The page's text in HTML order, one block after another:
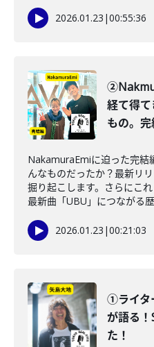
2026.01.23 |00:55:36
経て得
もの。
NakamuraEmiに迫った完結
んなものだったか？最新リ
掘り起こします。さらにこ
最新曲「UBU」につながる
2026.01.23 |00:21:03
①ライタ
が語る
た！